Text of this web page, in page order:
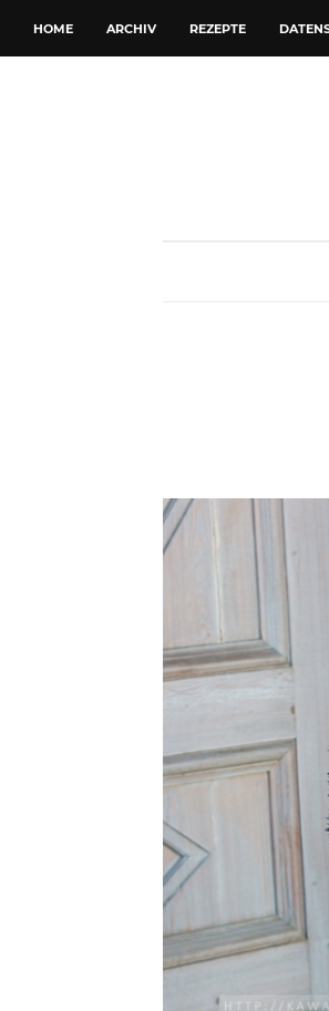
HOME ARCHIV REZEPTE